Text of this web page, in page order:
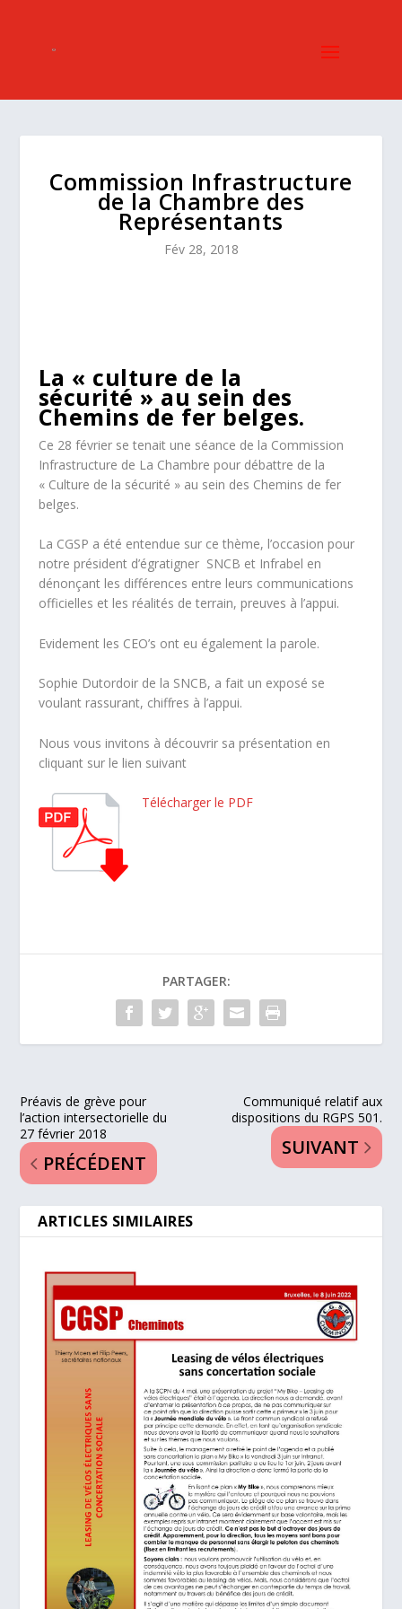
Commission Infrastructure
de la Chambre des
Représentants
Fév 28, 2018
La « culture de la
sécurité » au sein des
Chemins de fer belges.
Ce 28 février se tenait une séance de la Commission
Infrastructure de La Chambre pour débattre de la
« Culture de la sécurité » au sein des Chemins de fer
belges.
La CGSP a été entendue sur ce thème, l’occasion pour
notre président d’égratigner SNCB et Infrabel en
dénonçant les différences entre leurs communications
officielles et les réalités de terrain, preuves à l’appui.
Evidement les CEO’s ont eu également la parole.
Sophie Dutordoir de la SNCB, a fait un exposé se
voulant rassurant, chiffres à l’appui.
Nous vous invitons à découvrir sa présentation en
cliquant sur le lien suivant
Télécharger le PDF
PARTAGER:
Préavis de grève pour
l’action intersectorielle du
27 février 2018
PRÉCÉDENT
Communiqué relatif aux
dispositions du RGPS 501.
SUIVANT
ARTICLES SIMILAIRES